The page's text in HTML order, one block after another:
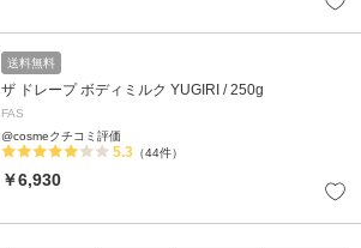
送料無料
ザ ドレープ ボディミルク YUGIRI / 250g
FAS
@cosmeクチコミ評価
5.3 （44件）
￥6,930